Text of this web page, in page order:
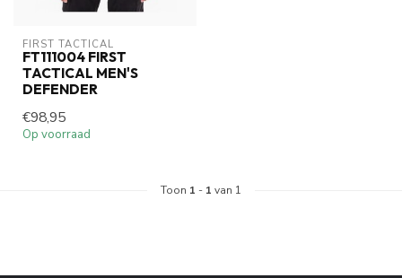
FIRST TACTICAL
FT111004 FIRST
TACTICAL MEN'S
DEFENDER
€98,95
Op voorraad
Toon 1 - 1 van 1